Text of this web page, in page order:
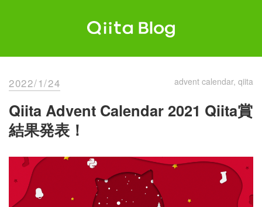
2022/1/24 advent calendar qiita
Qiita Advent Calendar 2021 Qiita賞
結果発表！